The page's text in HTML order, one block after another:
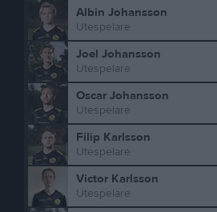
Albin Johansson
Utespelare
Joel Johansson
Utespelare
Oscar Johansson
Utespelare
Filip Karlsson
Utespelare
Victor Karlsson
Utespelare